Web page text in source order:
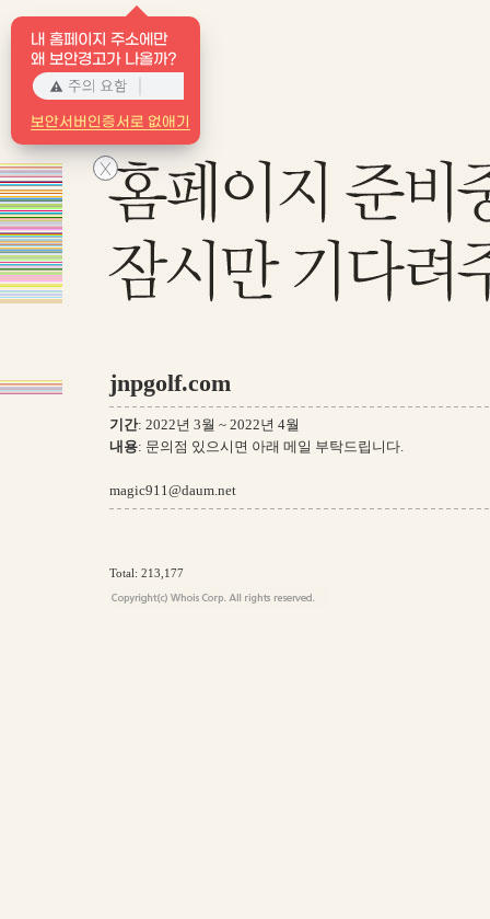
내 홈페이지 주소에만
왜 보안경고가 나올까?
보안서버인증서로 없애기
X
jnpgolf.com
기간: 2022년 3월 ~ 2022년 4월
내용: 문의점 있으시면 아래 메일 부탁드립니다.
magic911@daum.net
Total: 213,177